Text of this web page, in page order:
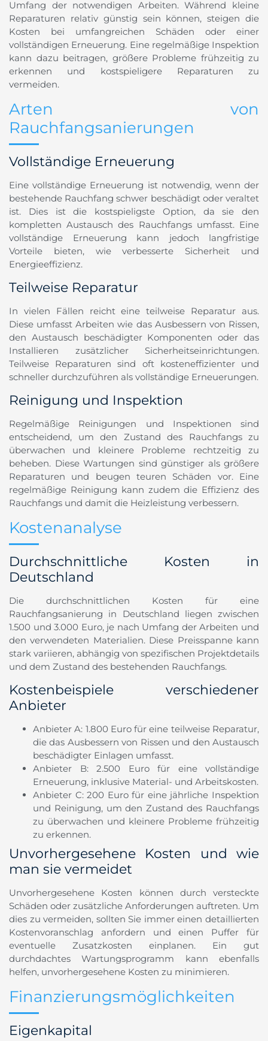
Umfang der notwendigen Arbeiten. Während kleine
Reparaturen relativ günstig sein können, steigen die
Kosten bei umfangreichen Schäden oder einer
vollständigen Erneuerung. Eine regelmäßige Inspektion
kann dazu beitragen, größere Probleme frühzeitig zu
erkennen und kostspieligere Reparaturen zu
vermeiden.
Arten von
Rauchfangsanierungen
Vollständige Erneuerung
Eine vollständige Erneuerung ist notwendig, wenn der
bestehende Rauchfang schwer beschädigt oder veraltet
ist. Dies ist die kostspieligste Option, da sie den
kompletten Austausch des Rauchfangs umfasst. Eine
vollständige Erneuerung kann jedoch langfristige
Vorteile bieten, wie verbesserte Sicherheit und
Energieeffizienz.
Teilweise Reparatur
In vielen Fällen reicht eine teilweise Reparatur aus.
Diese umfasst Arbeiten wie das Ausbessern von Rissen,
den Austausch beschädigter Komponenten oder das
Installieren zusätzlicher Sicherheitseinrichtungen.
Teilweise Reparaturen sind oft kosteneffizienter und
schneller durchzuführen als vollständige Erneuerungen.
Reinigung und Inspektion
Regelmäßige Reinigungen und Inspektionen sind
entscheidend, um den Zustand des Rauchfangs zu
überwachen und kleinere Probleme rechtzeitig zu
beheben. Diese Wartungen sind günstiger als größere
Reparaturen und beugen teuren Schäden vor. Eine
regelmäßige Reinigung kann zudem die Effizienz des
Rauchfangs und damit die Heizleistung verbessern.
Kostenanalyse
Durchschnittliche Kosten in
Deutschland
Die durchschnittlichen Kosten für eine
Rauchfangsanierung in Deutschland liegen zwischen
1.500 und 3.000 Euro, je nach Umfang der Arbeiten und
den verwendeten Materialien. Diese Preisspanne kann
stark variieren, abhängig von spezifischen Projektdetails
und dem Zustand des bestehenden Rauchfangs.
Kostenbeispiele verschiedener
Anbieter
Anbieter A: 1.800 Euro für eine teilweise Reparatur,
die das Ausbessern von Rissen und den Austausch
beschädigter Einlagen umfasst.
Anbieter B: 2.500 Euro für eine vollständige
Erneuerung, inklusive Material- und Arbeitskosten.
Anbieter C: 200 Euro für eine jährliche Inspektion
und Reinigung, um den Zustand des Rauchfangs
zu überwachen und kleinere Probleme frühzeitig
zu erkennen.
Unvorhergesehene Kosten und wie
man sie vermeidet
Unvorhergesehene Kosten können durch versteckte
Schäden oder zusätzliche Anforderungen auftreten. Um
dies zu vermeiden, sollten Sie immer einen detaillierten
Kostenvoranschlag anfordern und einen Puffer für
eventuelle Zusatzkosten einplanen. Ein gut
durchdachtes Wartungsprogramm kann ebenfalls
helfen, unvorhergesehene Kosten zu minimieren.
Finanzierungsmöglichkeiten
Eigenkapital